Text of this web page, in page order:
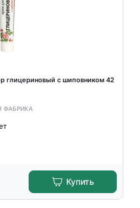
глицериновый с шиповником 42
ФАБРИКА
Купить